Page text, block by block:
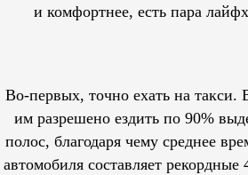
и комфортнее, есть пара
Во-первых, точно ехать на такси.
им разрешеноездить по 90%
полос, благодаря чему среднее
автомобиля составляет